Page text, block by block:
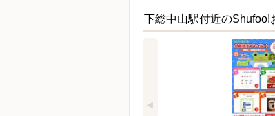
下総中山駅付近のShufoo!